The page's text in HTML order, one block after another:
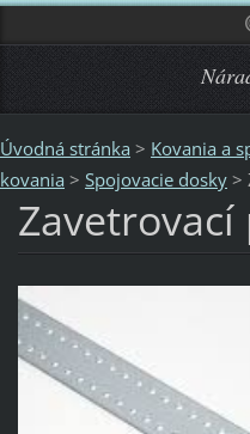
Úvodná stránka > Kovania a
kovania > Spojovacie dosky >
Zavetrovací